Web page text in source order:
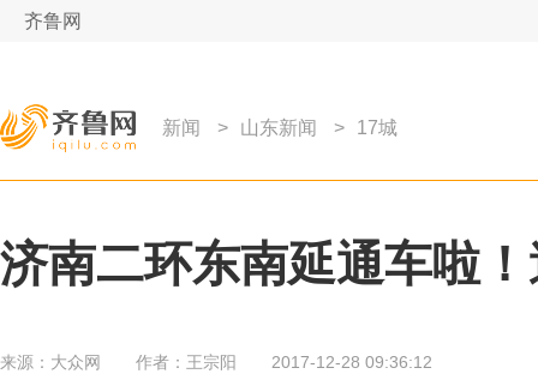
齐鲁网
新闻 > 山东新闻 > 17城
济南二环东南延通车啦
来源： 大众网 作者： 王宗阳 2017-12-28 09:36:12